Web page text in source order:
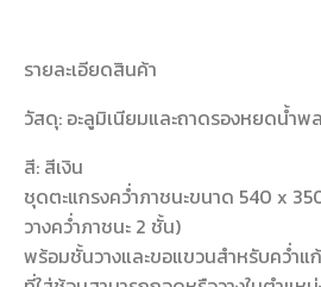
รายละเอียดสินค้า
วัสดุ: อะลูมิเนียมและถาดรองหยดน้ำพ
สี: สีเงิน
ชุดตะแกรงคว่ำภาชนะขนาด 540 x
วางคว่ำภาชนะ 2 ชั้น)
พร้อมชั้นวางและขอแขวนสำหรับคว่ำแ